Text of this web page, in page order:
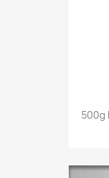
500g